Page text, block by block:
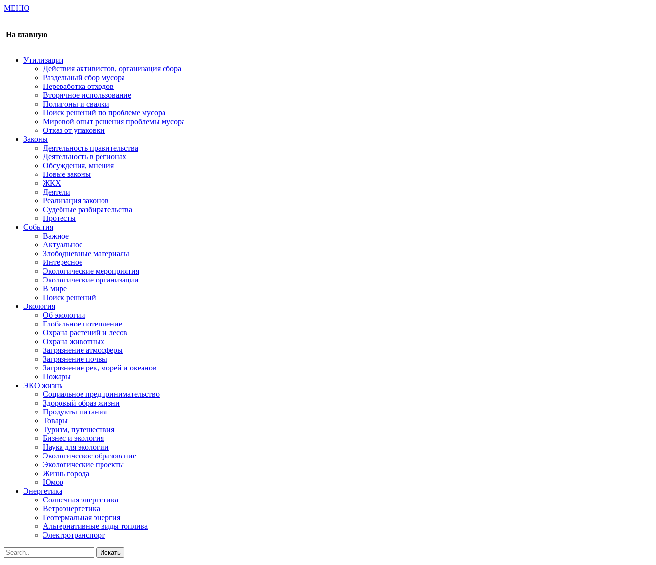
МЕНЮ
На главную
Утилизация
Действия активистов, организация сбора
Раздельный сбор мусора
Переработка отходов
Вторичное использование
Полигоны и свалки
Поиск решений по проблеме мусора
Мировой опыт решения проблемы мусора
Отказ от упаковки
Законы
Деятельность правительства
Деятельность в регионах
Обсуждения, мнения
Новые законы
ЖКХ
Деятели
Реализация законов
Судебные разбирательства
Протесты
События
Важное
Актуальное
Злободневные материалы
Интересное
Экологические мероприятия
Экологические организации
В мире
Поиск решений
Экология
Об экологии
Глобальное потепление
Охрана растений и лесов
Охрана животных
Загрязнение атмосферы
Загрязнение почвы
Загрязнение рек, морей и океанов
Пожары
ЭКО жизнь
Социальное предпринимательство
Здоровый образ жизни
Продукты питания
Товары
Туризм, путешествия
Бизнес и экология
Наука для экологии
Экологическое образование
Экологические проекты
Жизнь города
Юмор
Энергетика
Солнечная энергетика
Ветроэнергетика
Геотермальная энергия
Альтернативные виды топлива
Электротранспорт